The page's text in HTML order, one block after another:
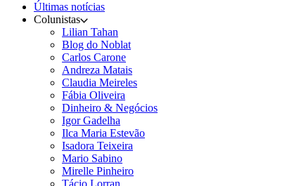
Últimas notícias
Colunistas
Lilian Tahan
Blog do Noblat
Carlos Carone
Andreza Matais
Claudia Meireles
Fábia Oliveira
Dinheiro & Negócios
Igor Gadelha
Ilca Maria Estevão
Isadora Teixeira
Mario Sabino
Mirelle Pinheiro